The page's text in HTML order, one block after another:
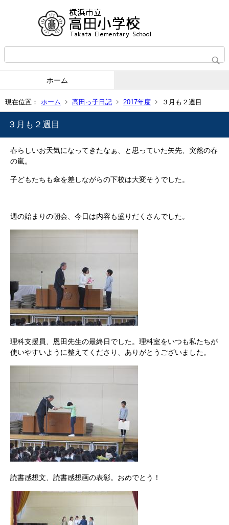
ホーム
現在位置： ホーム 高田っ子日記 2017年度 ３月も２週目
３月も２週目
春らしいお天気になってきたなぁ、と思っていた矢先、突然の春
の嵐。
子どもたちも傘を差しながらの下校は大変そうでした。
週の始まりの朝会、今日は内容も盛りだくさんでした。
理科支援員、恩田先生の最終日でした。理科室をいつも私たちが
使いやすいように整えてくださり、ありがとうございました。
読書感想文、読書感想画の表彰。おめでとう！